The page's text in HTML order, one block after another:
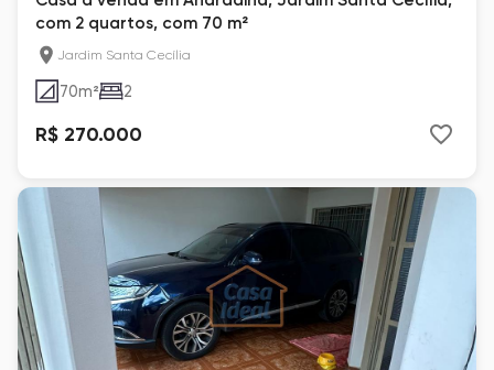
com 2 quartos, com 70 m²
Jardim Santa Cecília
70m² 2
R$ 270.000